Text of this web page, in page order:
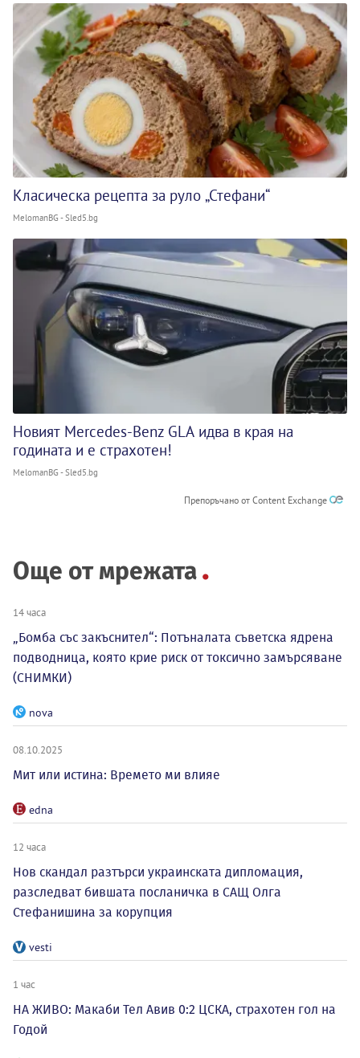
Класическа рецепта за руло „Стефани“
MelomanBG - Sled5.bg
Новият Mercedes-Benz GLA идва в края на
годината и е страхотен!
MelomanBG - Sled5.bg
Препоръчано от Content Exchange
Още от мрежата
14 часа
„Бомба със закъснител“: Потъналата съветска ядрена
подводница, която крие риск от токсично замърсяване
(СНИМКИ)
nova
08.10.2025
Мит или истина: Времето ми влияе
edna
12 часа
Нов скандал разтърси украинската дипломация,
разследват бившата посланичка в САЩ Олга
Стефанишина за корупция
vesti
1 час
НА ЖИВО: Макаби Тел Авив 0:2 ЦСКА, страхотен гол на
Годой